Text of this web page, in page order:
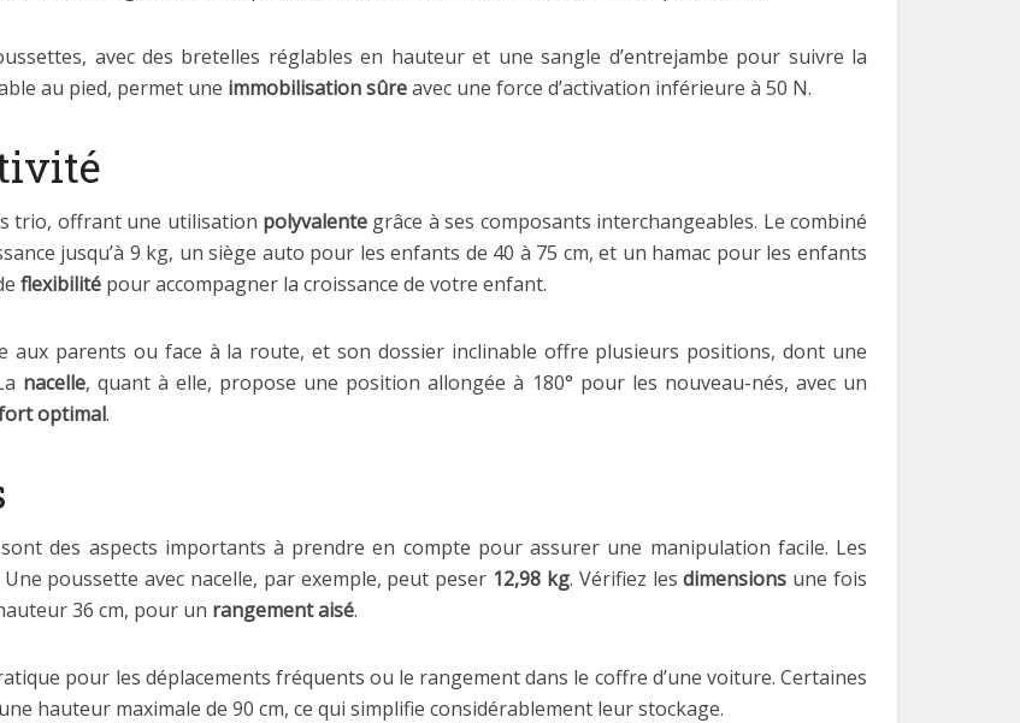
avec des bretelles réglables en hauteur et une sangle d’entrejambe pour suivre la
au pied, permet une immobilisation sûreavec une force d’activation inférieure à 50 N.
trio, offrant une utilisation polyvalente grâce à ses composants interchangeables. Le combiné
jusqu’à 9 kg, un siège auto pour les enfants de 40 à 75 cm, et un hamac pour les enfants
flexibilité pour accompagner la croissance de votre enfant.
parents ou face à la route, et son dossier inclinable offre plusieurs positions, dont une
nacelle, quant à elle, propose une position allongée à 180° pour les nouveau-nés, avec un
optimal.
des aspects importants à prendre en compte pour assurer une manipulation facile. Les
poussette avec nacelle, par exemple, peut peser 12,98 kg. Vérifiez lesdimensions une fois
36 cm, pour un rangement aisé.
pour les déplacements fréquents ou le rangement dans le coffre d’une voiture. Certaines
hauteur maximale de 90 cm, ce qui simplifie considérablement leur stockage.